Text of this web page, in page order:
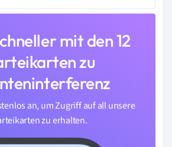
mit den 12
zu
an, um Zugriff auf all unsere
zu erhalten.